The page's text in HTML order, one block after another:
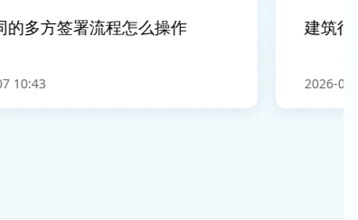
多方签署流程怎么操作 建筑行
2026-08-